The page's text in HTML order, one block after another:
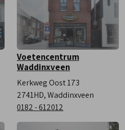
Voetencentrum
Waddinxveen
Kerkweg Oost 173
2741HD, Waddinxveen
0182 - 612012